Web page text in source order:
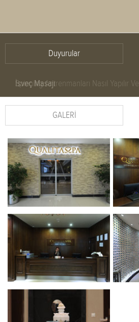
Duyurular
Spinning Antrenmanları Nasıl Yapılır Ve
Yoganın Faydaları
Bali Masajı
İsveç Masajı
GALERİ